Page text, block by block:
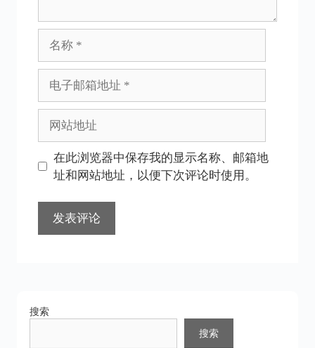
邮
地
址
址
在此浏览器中保存我的显示名称、邮箱地
址和网站地址，以便下次评论时使用。
搜索
搜索